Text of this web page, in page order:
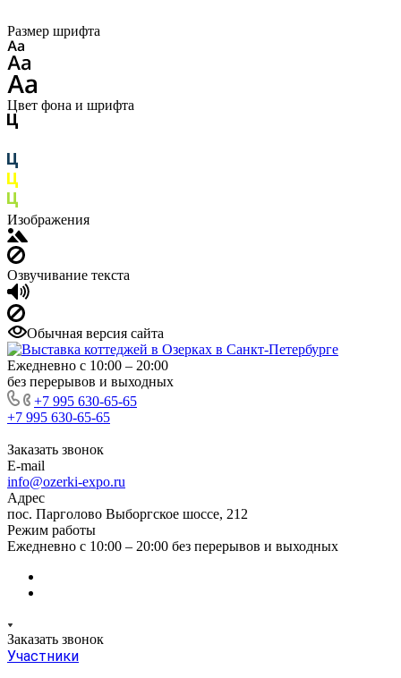
Размер шрифта
Цвет фона и шрифта
Изображения
Озвучивание текста
Обычная версия сайта
Ежедневно с 10:00 – 20:00
без перерывов и выходных
+7 995 630-65-65
+7 995 630-65-65
Заказать звонок
E-mail
info@ozerki-expo.ru
Адрес
пос. Парголово Выборгское шоссе, 212
Режим работы
Ежедневно с 10:00 – 20:00 без перерывов и выходных
Заказать звонок
Участники